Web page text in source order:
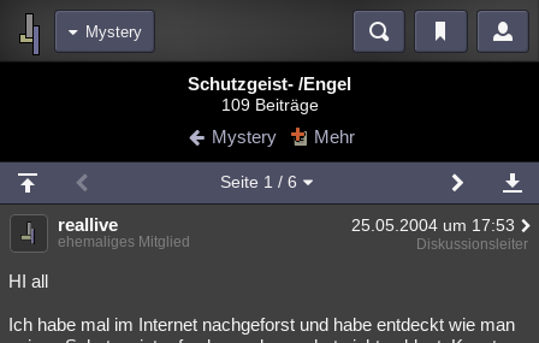
Mystery
Blogs Videos
Chat Wiki Neuigkeiten
meine Rubriken
Menschen Mystery Kriminalfälle
Spiritualität
Natur Umfragen Unterhaltung
Schutzgeist- /Engel
109 Beiträge
Mystery Mehr
Seite 1 / 6
reallive 25.05.2004 um 17:53
ehemaliges Mitglied Diskussionsleiter
HI all
Ich habe mal im Internet nachgeforst und habe entdeckt wie man